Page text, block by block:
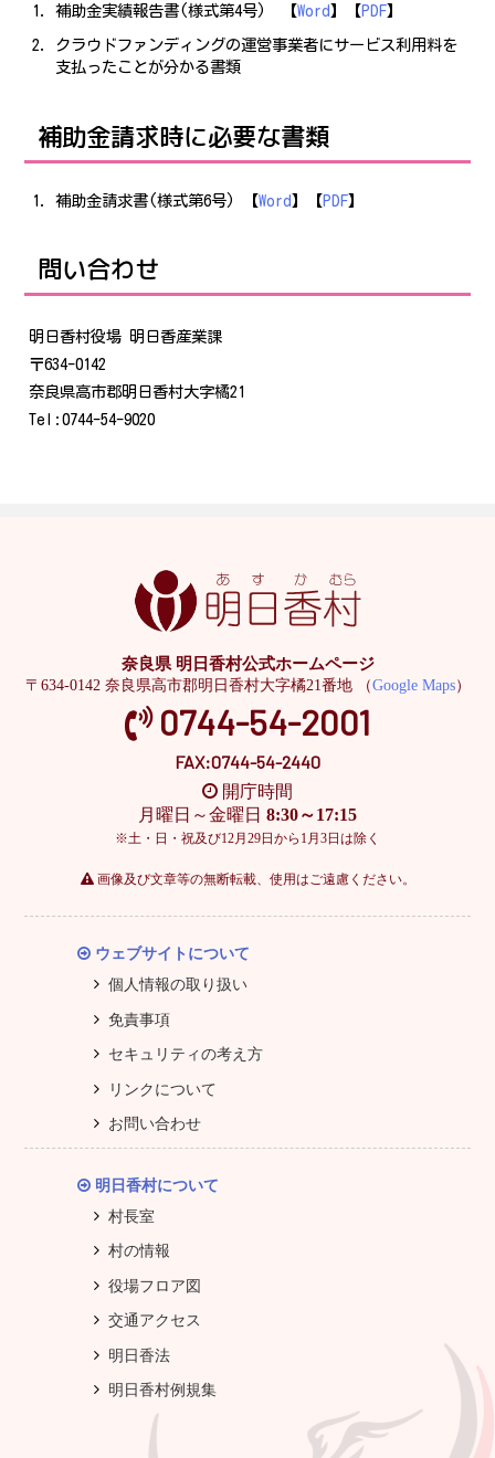
補助金実績報告書(様式第4号) 【Word】【PDF】
クラウドファンディングの運営事業者にサービス利用料を
支払ったことが分かる書類
補助金請求時に必要な書類
補助金請求書(様式第6号) 【Word】【PDF】
問い合わせ
明日香村役場 明日香産業課
〒634-0142
奈良県高市郡明日香村大字橘21
Tel:0744-54-9020
奈良県 明日香村公式ホームページ
〒634-0142 奈良県高市郡明日香村大字橘21番地 （Google Maps）
0744-54-2001
FAX:0744-54-2440
開庁時間
月曜日～金曜日 8:30～17:15
※土・日・祝及び12月29日から1月3日は除く
画像及び文章等の無断転載、使用はご遠慮ください。
ウェブサイトについて
個人情報の取り扱い
免責事項
セキュリティの考え方
リンクについて
お問い合わせ
明日香村について
村長室
村の情報
役場フロア図
交通アクセス
明日香法
明日香村例規集